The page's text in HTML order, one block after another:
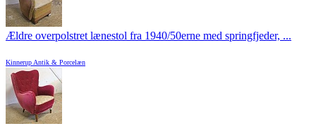
Ældre overpolstret lænestol fra 1940/50erne med springfjeder, ...
Kinnerup Antik & Porcelæn